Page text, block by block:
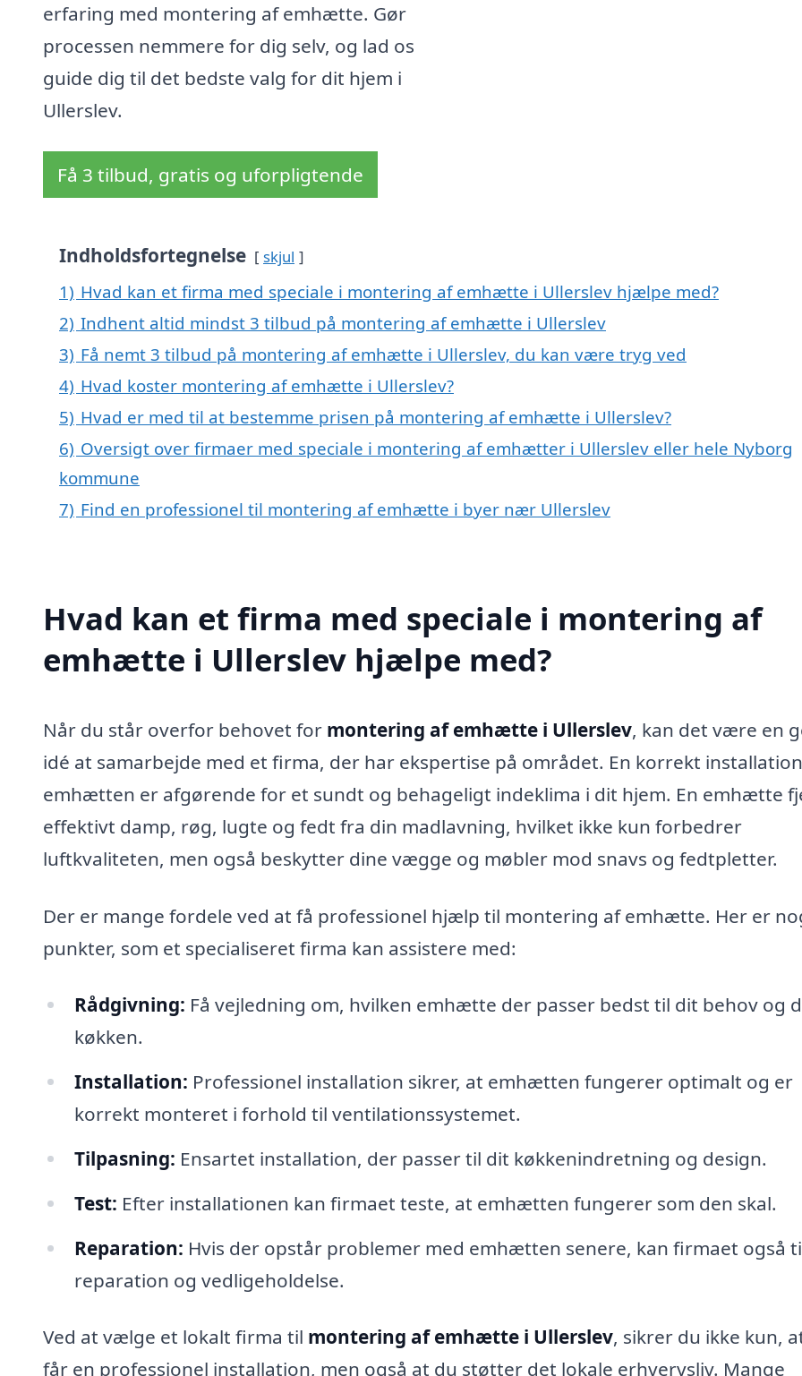
erfaring med montering af emhætte. Gør
processen nemmere for dig selv, og lad os
guide dig til det bedste valg for dit hjem i
Ullerslev.
Få 3 tilbud, gratis og uforpligtende
Indholdsfortegnelse skjul
1) Hvad kan et firma med speciale i montering af emhætte i Ullerslev hjælpe med?
2) Indhent altid mindst 3 tilbud på montering af emhætte i Ullerslev
3) Få nemt 3 tilbud på montering af emhætte i Ullerslev, du kan være tryg ved
4) Hvad koster montering af emhætte i Ullerslev?
5) Hvad er med til at bestemme prisen på montering af emhætte i Ullerslev?
6) Oversigt over firmaer med speciale i montering af emhætter i Ullerslev eller hele Nyborg
kommune
7) Find en professionel til montering af emhætte i byer nær Ullerslev
Hvad kan et firma med speciale i montering af
emhætte i Ullerslev hjælpe med?
Når du står overfor behovet for montering af emhætte i Ullerslev, kan det være en
idé at samarbejde med et firma, der har ekspertise på området. En korrekt
emhætten er afgørende for et sundt og behageligt indeklima i dit hjem. En emhætte
effektivt damp, røg, lugte og fedt fra din madlavning, hvilket ikke kun forbedrer
luftkvaliteten, men også beskytter dine vægge og møbler mod snavs og fedtpletter.
Der er mange fordele ved at få professionel hjælp til montering af emhætte. Her er
punkter, som et specialiseret firma kan assistere med:
Rådgivning: Få vejledning om, hvilken emhætte der passer bedst til dit behov og
køkken.
Installation: Professionel installation sikrer, at emhætten fungerer optimalt og er
korrekt monteret i forhold til ventilationssystemet.
Tilpasning: Ensartet installation, der passer til dit køkkenindretning og design.
Test: Efter installationen kan firmaet teste, at emhætten fungerer som den skal.
Reparation: Hvis der opstår problemer med emhætten senere, kan firmaet også
reparation og vedligeholdelse.
Ved at vælge et lokalt firma til montering af emhætte i Ullerslev, sikrer du ikke kun,
får en professionel installation, men også at du støtter det lokale erhvervsliv. Mange